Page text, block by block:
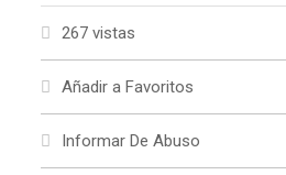
267 vistas
Añadir a Favoritos
Informar De Abuso